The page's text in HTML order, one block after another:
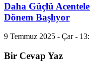
Daha Güçlü
Dönem Başlıyor
9 Temmuz 2025 - Çar -
Bir Cevap Yaz